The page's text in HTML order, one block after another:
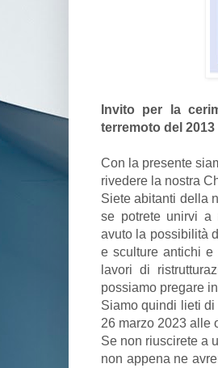
Invito per la
terremoto del 2013
Con la presente
rivedere la nostra
Siete abitanti della
se potrete unirvi a
avuto la possibilità
e sculture antichi
lavori di
possiamo pregare
Siamo quindi lieti
26 marzo 2023 alle
Se non riuscirete a
non appena ne